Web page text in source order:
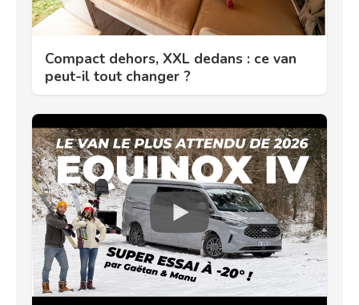
Compact dehors, XXL dedans : ce van
peut-il tout changer ?